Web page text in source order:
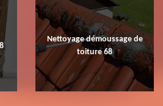
Nettoyage démoussage de
toiture 68